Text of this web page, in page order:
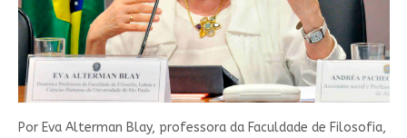
Por Eva Alterman Blay, professora da Faculdade de Filosofia,